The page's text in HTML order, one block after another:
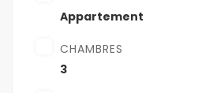
Appartement
CHAMBRES
3